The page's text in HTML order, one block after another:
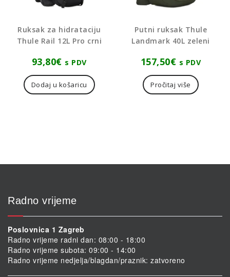
Ruksak za hidrataciju
Thule Rail 12L Pro crni
93,80€ s PDV
Dodaj u košaricu
Putni ruksak Thule
Landmark 40L zeleni
157,50€ s PDV
Pročitaj više
Radno vrijeme
Poslovnica 1 Zagreb
Radno vrijeme radni dan: 08:00 - 18:00
Radno vrijeme subota: 09:00 - 14:00
Radno vrijeme nedjelja/blagdan/praznik: zatvoreno